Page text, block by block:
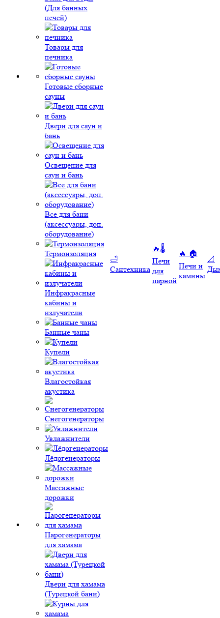
(Для банных
печей)
Товары для
печника
Готовые сборные
сауны
Двери для саун и
бань
Освещение для
саун и бань
Все для бани
(аксессуары, доп.
оборудование)
Термоизоляция
Инфракрасные
кабины и
излучатели
Банные чаны
Купели
Влагостойкая
акустика
Снегогенераторы
Увлажнители
Лёдогенераторы
Массажные
дорожки
Парогенераторы
для хамама
Двери для хамама
(Турецкой бани)
🛁
Сантехника
🔥🌡️
Печи
для
парной
🔥 🏠
Печи и
камины
📐